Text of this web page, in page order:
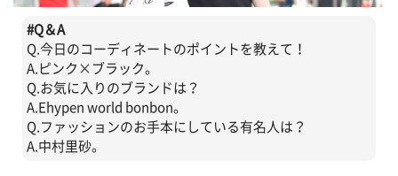
#Q＆A
Q.今日のコーディネートのポイントを教えて！
A.ピンク×ブラック。
Q.お気に入りのブランドは？
A.Ehypen world bonbon。
Q.ファッションのお手本にしている有名人は？
A.中村里砂。